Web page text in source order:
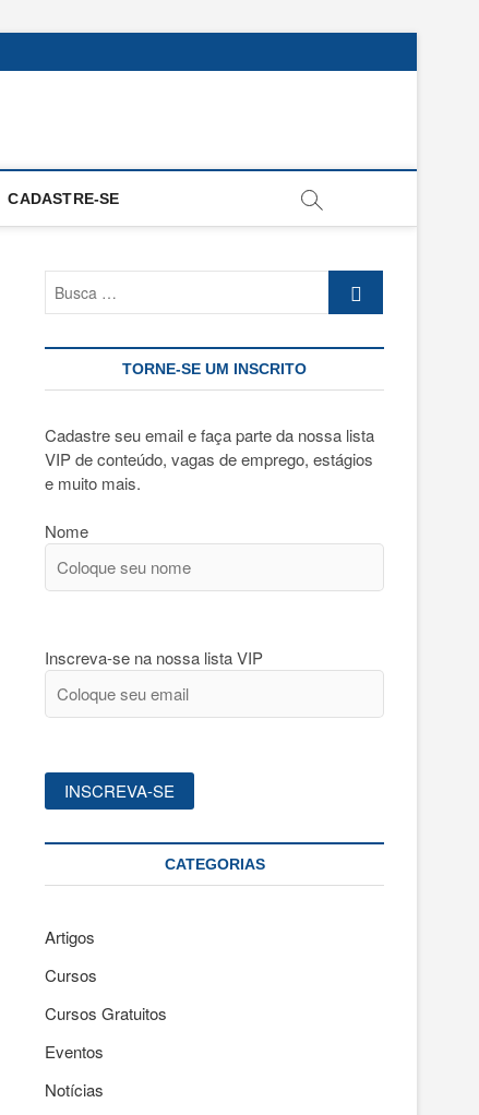
CADASTRE-SE
TORNE-SE UM INSCRITO
Cadastre seu email e faça parte da nossa lista
VIP de conteúdo, vagas de emprego, estágios
e muito mais.
Nome
Inscreva-se na nossa lista VIP
CATEGORIAS
Artigos
Cursos
Cursos Gratuitos
Eventos
Notícias